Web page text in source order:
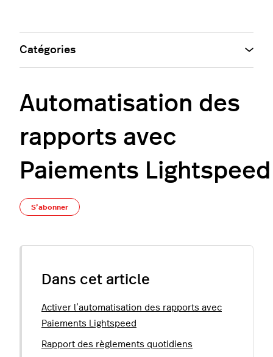
Automatisation des
rapports avec
Paiements Lightspeed
S’abonner
Dans cet article
Activer l’automatisation des rapports avec
Paiements Lightspeed
Rapport des règlements quotidiens
Catégories